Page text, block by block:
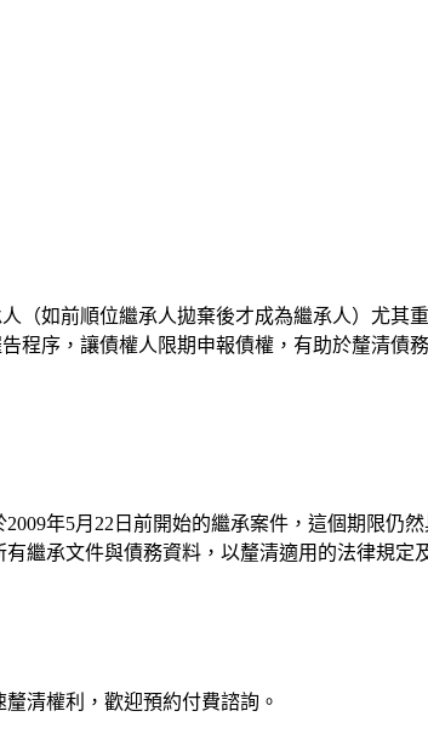
（如前順位繼承人拋棄後才成為繼承人）尤其重
程序，讓債權人限期申報債權，有助於釐清債
年5月22日前開始的繼承案件，這個期限仍
繼承文件與債務資料，以釐清適用的法律規定
釐清權利，歡迎預約付費諮詢。